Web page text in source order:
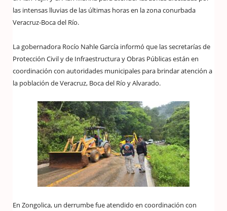
las intensas lluvias de las últimas horas en la zona conurbada
Veracruz-Boca del Río.
La gobernadora Rocío Nahle García informó que las secretarías de
Protección Civil y de Infraestructura y Obras Públicas están en
coordinación con autoridades municipales para brindar atención a
la población de Veracruz, Boca del Río y Alvarado.
En Zongolica, un derrumbe fue atendido en coordinación con